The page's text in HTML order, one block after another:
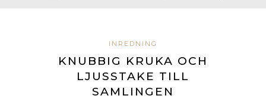
INREDNING
KNUBBIG KRUKA OCH
LJUSSTAKE TILL
SAMLINGEN